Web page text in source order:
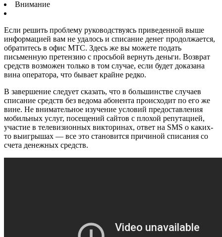
Внимание
Если решить проблему руководствуясь приведенной выше
информацией вам не удалось и списание денег продолжается,
обратитесь в офис МТС. Здесь же вы можете подать
письменную претензию с просьбой вернуть деньги. Возврат
средств возможен только в том случае, если будет доказана
вина оператора, что бывает крайне редко.
В завершение следует сказать, что в большинстве случаев
списание средств без ведома абонента происходит по его же
вине. Не внимательное изучение условий предоставления
мобильных услуг, посещений сайтов с плохой репутацией,
участие в телевизионных викторинах, ответ на SMS о каких-
то выигрышах — все это становится причиной списания со
счета денежных средств.